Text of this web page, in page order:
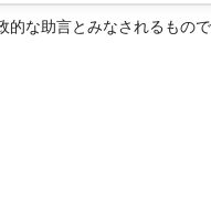
な助言とみなされるもので